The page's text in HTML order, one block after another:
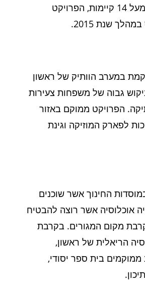
שנת 2015.
במערב הוותיק של ראשון
גבוה של משפחות צעירות
הפרויקט ממוקם באזור
לפארק המוזיקה וגינת
החינוך אשר שוכנים
אוכלוסיה אשר רוצה להבטיח
מקום המגורים. בקרבת
הריאלית של ראשון,
בית ספר יסודי,